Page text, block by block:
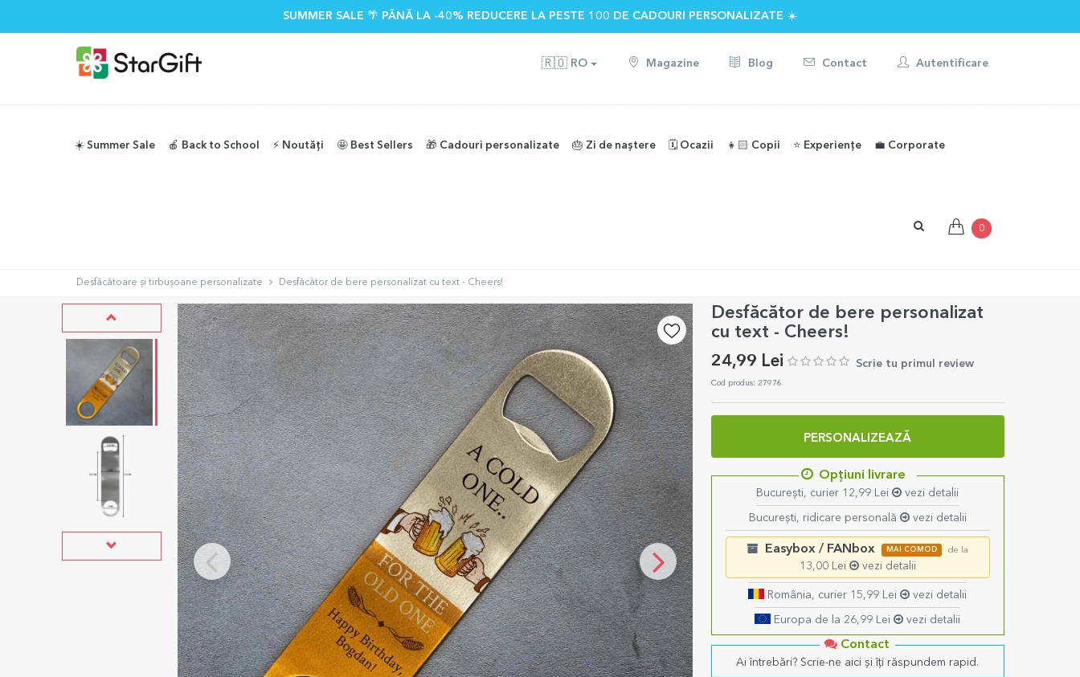
SUMMER SALE 🌴 PÂNĂ LA -40% REDUCERE LA PESTE 100 DE CADOURI PERSONALIZATE ☀️
🇷🇴 RO Magazine Blog Contact Autentificare
☀️ Summer Sale 🍎 Back to School ⚡️ Noutăți 🤩 Best Sellers 🎁 Cadouri personalizate 🎂 Zi de naștere 🗓️ Ocazii 👧🏻 Copii ⭐️ Experiențe 💼 Corporate
0
Desfăcătoare și tirbușoane personalizate Desfăcător de bere personalizat cu text - Cheers!
Desfăcător de bere personalizat
cu text - Cheers!
24,99 Lei Scrie tu primul review
Cod produs: 27976
PERSONALIZEAZĂ
Opțiuni livrare
București, curier 12,99 Lei vezi detalii
București, ridicare personală vezi detalii
Easybox / FANbox MAI COMOD de la
13,00 Lei vezi detalii
România, curier 15,99 Lei vezi detalii
Europa de la 26,99 Lei vezi detalii
Contact
Ai întrebări? Scrie-ne aici și îți răspundem rapid.